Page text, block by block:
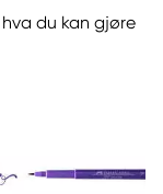
du kan gjøre